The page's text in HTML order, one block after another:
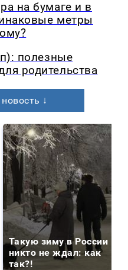
на бумаге и в
метры
полезные
родительства
↓
Такую зиму в России
никто не ждал: как
так?!